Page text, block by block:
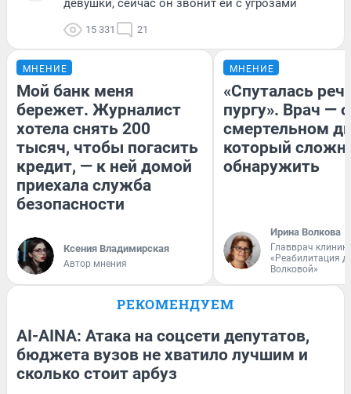
девушки, сейчас он звонит ей с угрозами
15 331 21
МНЕНИЕ
Мой банк меня
бережет. Журналист
хотела снять 200
тысяч, чтобы погасить
кредит, — к ней домой
приехала служба
безопасности
Ксения Владимирская
Автор мнения
МНЕНИЕ
«Спуталась
пургу». Врач — о
смертельном
который
обнаружить
Ирина Волкова
Главврач
«Реабилитация
Волковой»
РЕКОМЕНДУЕМ
AI-AINA: Атака на соцсети депутатов,
бюджета вузов не хватило лучшим и
сколько стоит арбуз